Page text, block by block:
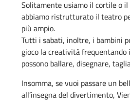
Solitamente usiamo il cortile o il
abbiamo ristrutturato il teatro
più ampio.
Tutti i sabati, inoltre, i bambini
gioco la creatività frequentando
possono ballare, disegnare,
Insomma, se vuoi passare un
all’insegna del divertimento,